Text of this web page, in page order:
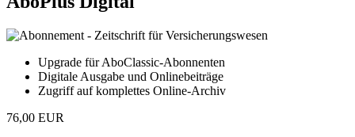
Upgrade für AboClassic-Abonnenten
Digitale Ausgabe und Onlinebeiträge
Zugriff auf komplettes Online-Archiv
76,00 EUR